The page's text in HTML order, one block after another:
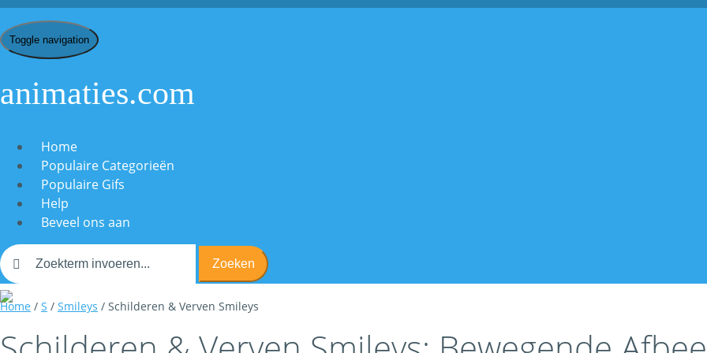
Toggle navigation
animaties.com
Home
Populaire Categorieën
Populaire Gifs
Help
Beveel ons aan
Zoeken
Home / S / Smileys / Schilderen & Verven Smileys